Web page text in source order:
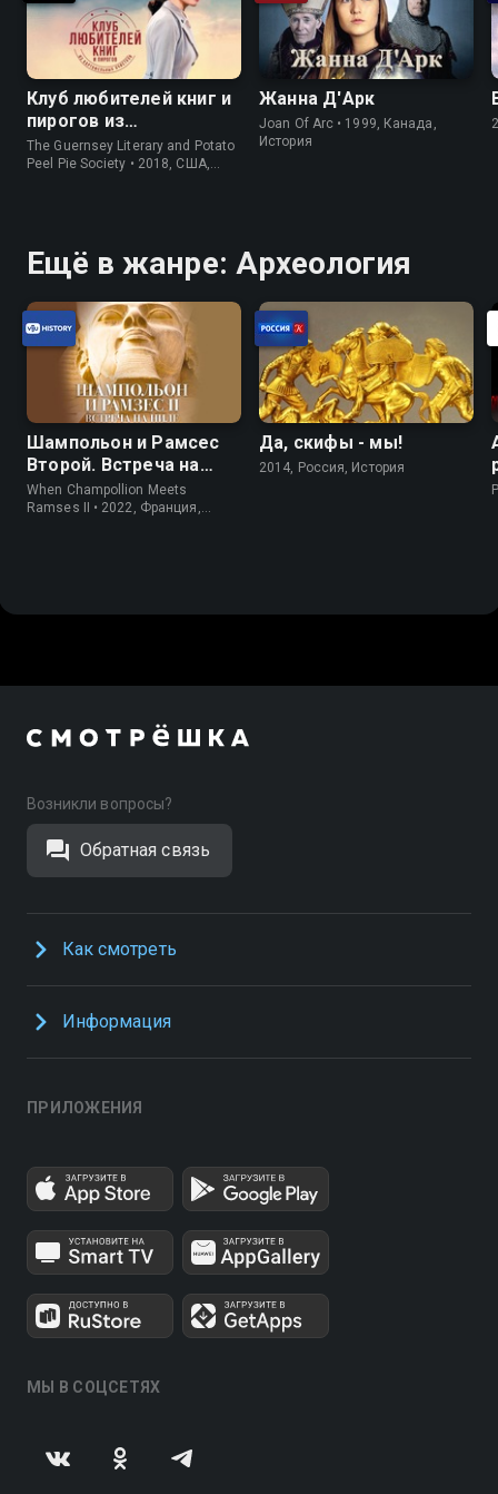
Клуб любителей книг и
пирогов из
картофельных
очистков
The Guernsey Literary and Potato
Peel Pie Society • 2018, США,
Жанна Д'Арк
Joan Of Arc • 1999, Канада,
История
Ещё в жанре: Археология
Шампольон и Рамсес
Второй. Встреча на
Ниле
When Champollion Meets
Ramses II • 2022, Франция,
Да, скифы - мы!
2014, Россия, История
Возникли вопросы?
Обратная связь
Как смотреть
Информация
ПРИЛОЖЕНИЯ
МЫ В СОЦСЕТЯХ